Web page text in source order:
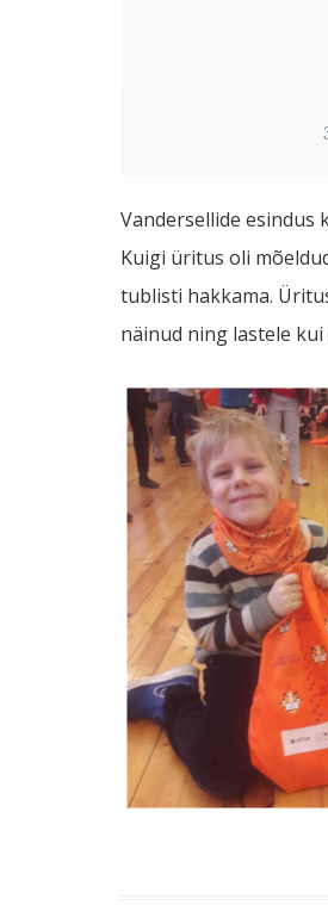
Vandersellide esindus
Kuigi üritus oli
tublisti hakkama.
näinud ning lastele